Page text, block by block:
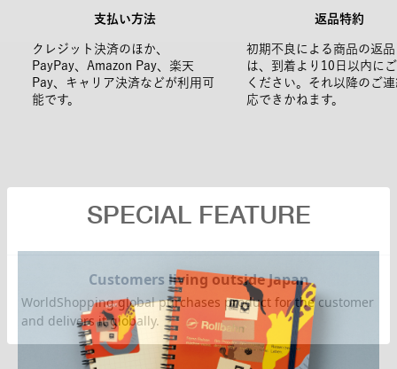
支払い方法
クレジット決済のほか、
PayPay、Amazon Pay、楽天
Pay、キャリア決済などが利用可
能です。
返品特約
初期不良による商品の返
は、到着より10日以内に
ください。それ以降のご
応できかねます。
SPECIAL FEATURE